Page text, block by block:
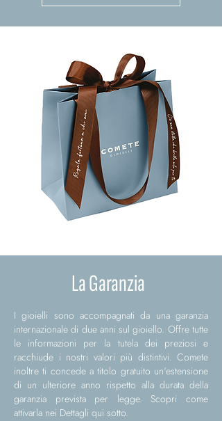
La Garanzia
I gioielli sono accompagnati da una garanzia
internazionale di due anni sul gioiello. Offre tutte
le informazioni per la tutela dei preziosi e
racchiude i nostri valori più distintivi. Comete
inoltre ti concede a titolo gratuito un'estensione
di un ulteriore anno rispetto alla durata della
garanzia prevista per legge. Scopri come
attivarla nei Dettagli qui sotto.